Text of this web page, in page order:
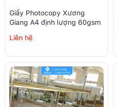
Giấy Photocopy Xương
Giang A4 định lượng 60gsm
Liên hệ